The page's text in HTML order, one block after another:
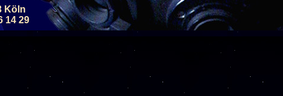
Riesen im All: Eine Reise zu den Gasplaneten
(ab 8 J.)
Allgemeine Führung - Sternhimmel im
(ab 6 J.)
Allgemeine Führung - Sternhimmel im
Köln
14 29